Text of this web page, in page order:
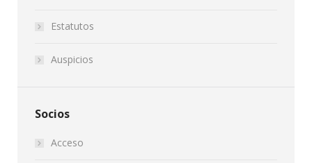
Estatutos
Auspicios
Socios
Acceso